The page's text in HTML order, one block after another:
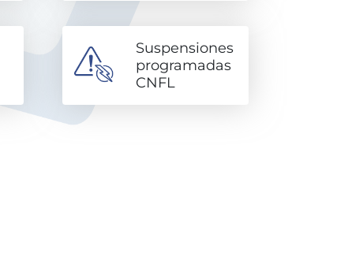
Suspensiones
programadas
CNFL